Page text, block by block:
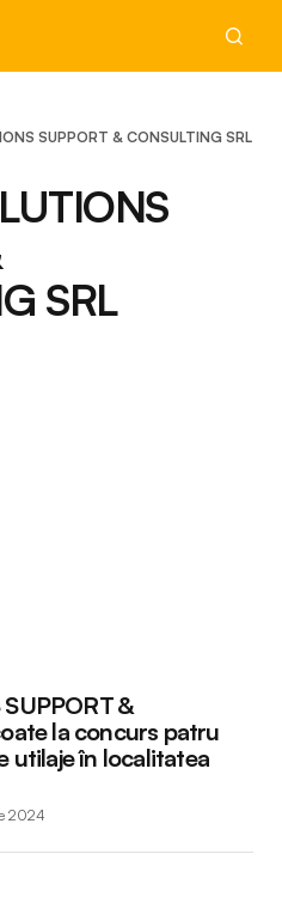
SUPPORT & CONSULTING SRL
SRL
&
la concurs patru
utilaje în localitatea
2024